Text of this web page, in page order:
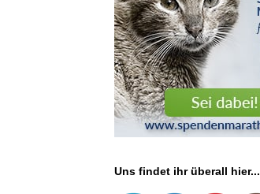
Uns findet ihr überall hier...